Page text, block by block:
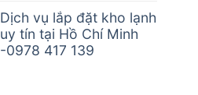
Dịch vụ lắp đặt kho lạnh
uy tín tại Hồ Chí Minh
-0978 417 139